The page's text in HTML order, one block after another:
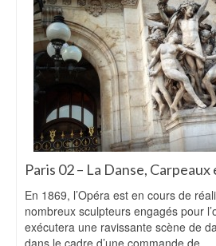
Paris 02 – La Danse,
En 1869, l’Opéra est en cours de
nombreux sculpteurs engagés pour
exécutera une ravissante scène de
dans le cadre d’une commande de …